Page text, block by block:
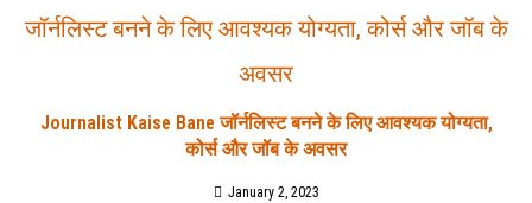
Journalist Kaise Bane जॉर्नलिस्ट बनने के लिए आवश्यक योग्यता,
कोर्स और जॉब के अवसर
January 2, 2023